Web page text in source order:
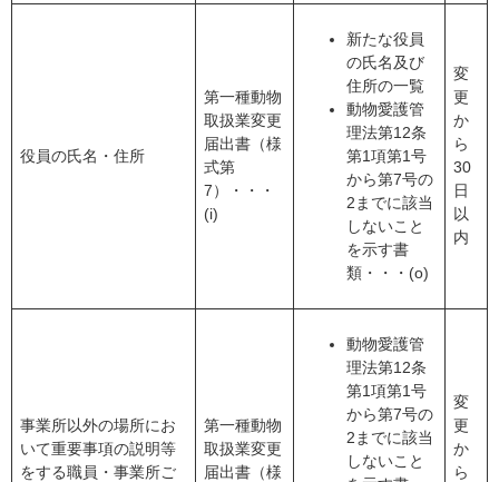
役員の氏名・住所
第一種動物
取扱業変更
届出書（様
式第
7）・・・
(i)
新たな役員
の氏名及び
住所の一覧
動物愛護管
理法第12条
第1項第1号
から第7号の
2までに該当
しないこと
を示す書
類・・・(o)
変
更
か
ら
30
日
以
内
事業所以外の場所にお
いて重要事項の説明等
をする職員・事業所ご
第一種動物
取扱業変更
届出書（様
動物愛護管
理法第12条
第1項第1号
から第7号の
2までに該当
しないこと
変
更
か
ら